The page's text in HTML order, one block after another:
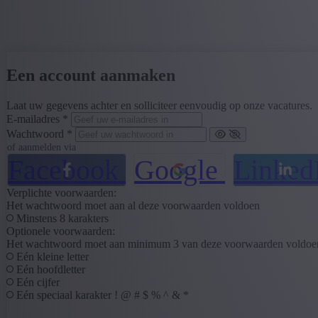
Een account aanmaken
Laat uw gegevens achter en solliciteer eenvoudig op onze vacatures.
E-mailadres *
Wachtwoord *
of aanmelden via
Facebook Google
Verplichte voorwaarden:
Het wachtwoord moet aan al deze voorwaarden voldoen
Minstens 8 karakters
Optionele voorwaarden:
Het wachtwoord moet aan minimum 3 van deze voorwaarden
Eén kleine letter
Eén hoofdletter
Eén cijfer
Eén speciaal karakter ! @ # $ % ^ & *